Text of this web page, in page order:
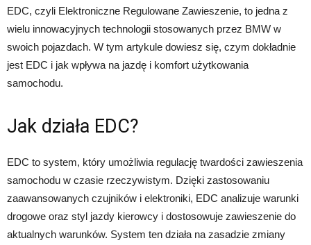
EDC, czyli Elektroniczne Regulowane Zawieszenie, to jedna z
wielu innowacyjnych technologii stosowanych przez BMW w
swoich pojazdach. W tym artykule dowiesz się, czym dokładnie
jest EDC i jak wpływa na jazdę i komfort użytkowania
samochodu.
Jak działa EDC?
EDC to system, który umożliwia regulację twardości zawieszenia
samochodu w czasie rzeczywistym. Dzięki zastosowaniu
zaawansowanych czujników i elektroniki, EDC analizuje warunki
drogowe oraz styl jazdy kierowcy i dostosowuje zawieszenie do
aktualnych warunków. System ten działa na zasadzie zmiany